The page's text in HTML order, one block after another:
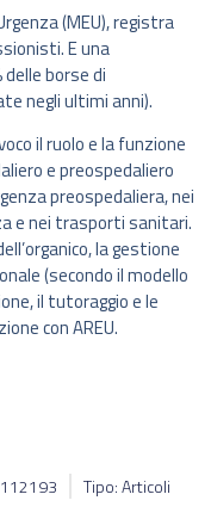
(MEU), registra
E una
borse di
negli ultimi anni).
il ruolo e la funzione
e preospedaliero
preospedaliera, nei
e nei trasporti sanitari.
la gestione
(secondo il modello
il tutoraggio e le
con AREU.
Tipo: Articoli